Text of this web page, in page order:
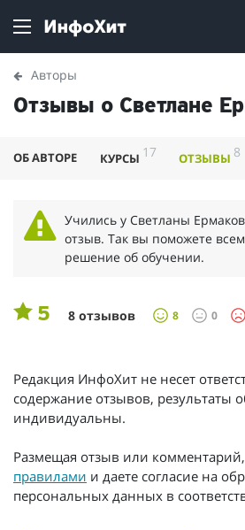
Авторы
Отзывы о Светлане
ОБ АВТОРЕ КУРСЫ 17 ОТЗЫВЫ 8
Учились у Светланы
отзыв. Так вы поможете
решение об обучении.
5 8 отзывов 8 0
Редакция ИнфоХит не несет
содержание отзывов, результаты
индивидуальны.
Размещая отзыв или
правилами и даете согласие на
персональных данных в